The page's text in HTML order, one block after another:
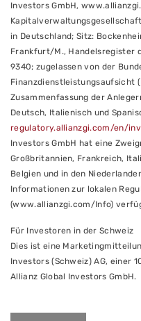
Investors GmbH,
in Deutschland; Sitz:
Frankfurt/M., Handelsregister
9340; zugelassen von der
Finanzdienstleistungsaufsicht
Zusammenfassung der
Deutsch, Italienisch und
regulatory.allianzgi.com/en/
Investors GmbH hat eine
Großbritannien, Frankreich,
Belgien und in den
Informationen zur lokalen
(www.allianzgi.com/Info)
Für Investoren in der Schweiz
Dies ist eine
Investors (Schweiz) AG, einer
Allianz Global Investors GmbH.